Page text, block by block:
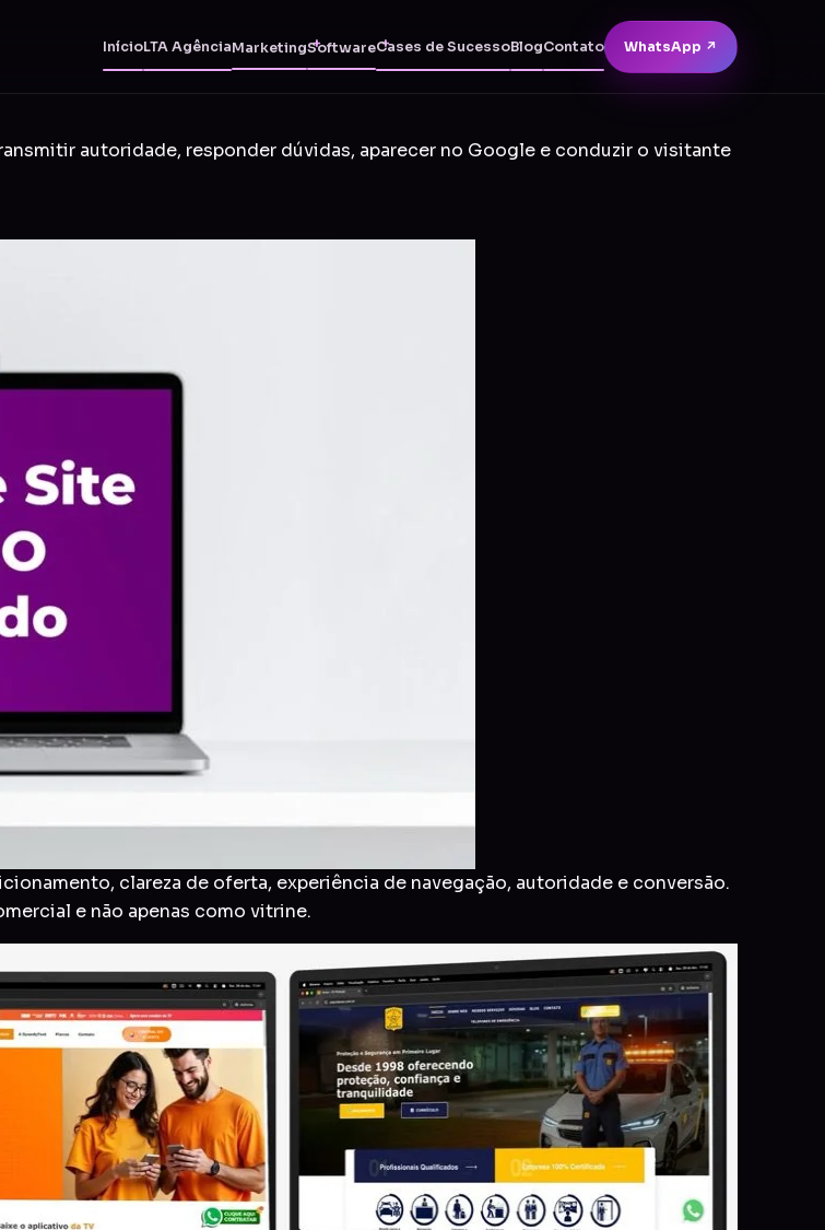
InícioLTA AgênciaMarketingSoftwareCases de SucessoBlogContato WhatsApp ↗
autoridade, responder dúvidas, aparecer no Google e conduzir o visitante
clareza de oferta, experiência de navegação, autoridade e conversão.
e não apenas como vitrine.